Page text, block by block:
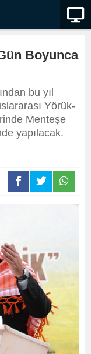
Boyunca
bu yıl
Yörük-
Menteşe
yapılacak.